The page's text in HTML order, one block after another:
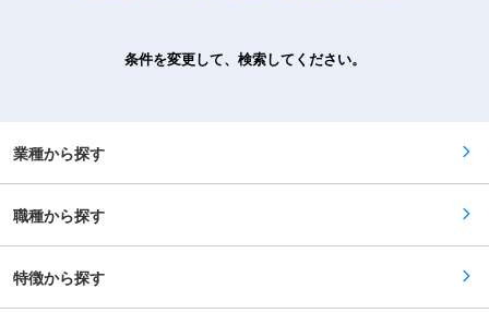
条件を変更して、検索してください。
業種から探す
職種から探す
特徴から探す